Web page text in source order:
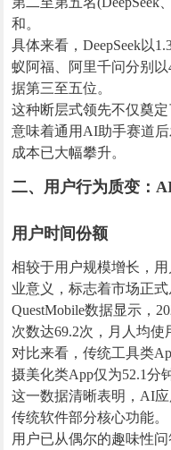
和。
具体来看，DeepSeek以
蚁阿福、阿里千问分别以
据第三至五位。
这种断层式领先不仅奠
意味着通用AI助手赛道
成本已大幅攀升。
二、用户行为质变：
用户时间份额
相较于用户规模增长，
业意义，标志着市场正式
QuestMobile数据显示，
次数达69.2次，月人均使
对比来看，传统工具类
摄美化类App仅为52.1分
这一数据清晰表明，AI
传统软件部分核心功能。
用户已从偶尔的趣味性